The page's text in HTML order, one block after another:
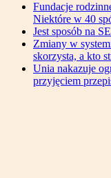
Fundacje
Niektóre w 40
Jest sposób na
Zmiany w
skorzysta, a kto
Unia nakazuje
przyjęciem